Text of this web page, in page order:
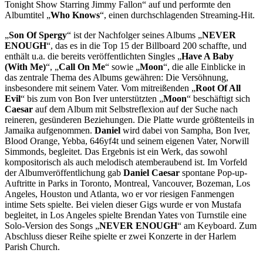
Tonight Show Starring Jimmy Fallon“ auf und performte den
Albumtitel „Who Knows“, einen durchschlagenden Streaming-Hit.
„Son Of Spergy“ ist der Nachfolger seines Albums „NEVER
ENOUGH“, das es in die Top 15 der Billboard 200 schaffte, und
enthält u.a. die bereits veröffentlichten Singles „Have A Baby
(With Me)“, „Call On Me“ sowie „Moon“, die alle Einblicke in
das zentrale Thema des Albums gewähren: Die Versöhnung,
insbesondere mit seinem Vater. Vom mitreißenden „Root Of All
Evil“ bis zum von Bon Iver unterstützten „Moon“ beschäftigt sich
Caesar auf dem Album mit Selbstreflexion auf der Suche nach
reineren, gesünderen Beziehungen. Die Platte wurde größtenteils in
Jamaika aufgenommen. Daniel wird dabei von Sampha, Bon Iver,
Blood Orange, Yebba, 646yf4t und seinem eigenen Vater, Norwill
Simmonds, begleitet. Das Ergebnis ist ein Werk, das sowohl
kompositorisch als auch melodisch atemberaubend ist. Im Vorfeld
der Albumveröffentlichung gab Daniel Caesar spontane Pop-up-
Auftritte in Parks in Toronto, Montreal, Vancouver, Bozeman, Los
Angeles, Houston und Atlanta, wo er vor riesigen Fanmengen
intime Sets spielte. Bei vielen dieser Gigs wurde er von Mustafa
begleitet, in Los Angeles spielte Brendan Yates von Turnstile eine
Solo-Version des Songs „NEVER ENOUGH“ am Keyboard. Zum
Abschluss dieser Reihe spielte er zwei Konzerte in der Harlem
Parish Church.